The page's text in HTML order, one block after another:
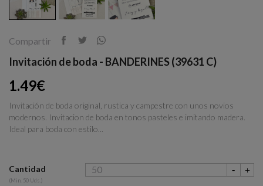
Compartir
Invitación de boda - BANDERINES (39631 C)
1.49€
Invitación de boda original, rustica y campestre con unos novios
modernos. Invitacion de boda en tonos pasteles e imitando madera.
Ideal para boda con estilo...
Cantidad
(Min. 50 Uds.)